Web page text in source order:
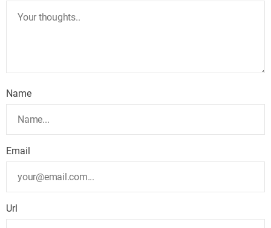
Name
Email
Url